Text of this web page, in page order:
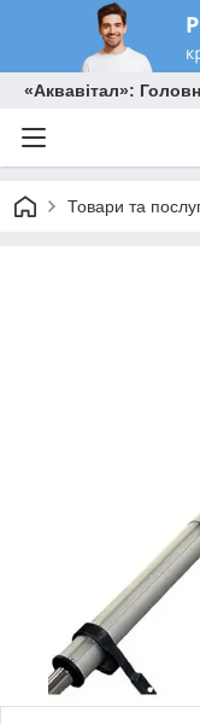
«Аквавітал»:
Товари та